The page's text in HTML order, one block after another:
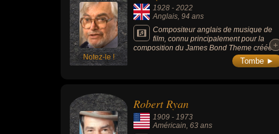
Notez-le !
1928 - 2022
Anglais, 94 ans
Compositeur anglais de musique de
film, connu principalement pour la
composition du James Bond Theme créée
pour le 1er film de la saga, « James Bond
+
+
Tombe ►
Robert Ryan
1909 - 1973
Américain, 63 ans